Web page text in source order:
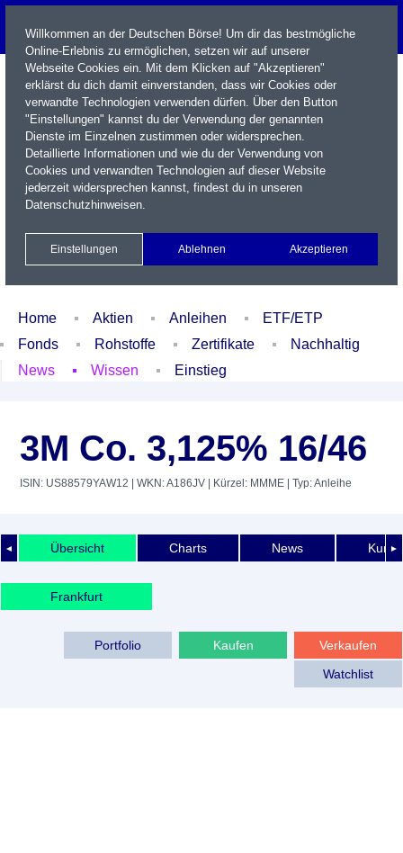
Name / WKN / ISIN / Kürzel
Xetra Realtime
Watchlist Portfolio Login
Home Aktien Anleihen
ETF/ETP
Fonds
Rohstoffe Zertifikate
Nachhaltig
News
Wissen Einstieg
3M Co. 3,125% 16/46
ISIN: US88579YAW12 | WKN: A186JV | Kürzel: MMME | Typ: Anleihe
◄ ►
Übersicht Charts News
Frankfurt
Verkaufen
Kaufen
Portfolio
Watchlist
Willkommen an der Deutschen Börse! Um dir das bestmögliche
Online-Erlebnis zu ermöglichen, setzen wir auf unserer
Webseite Cookies ein. Mit dem Klicken auf "Akzeptieren"
erklärst du dich damit einverstanden, dass wir Cookies oder
verwandte Technologien verwenden dürfen. Über den Button
"Einstellungen" kannst du der Verwendung der genannten
Dienste im Einzelnen zustimmen oder widersprechen.
Detaillierte Informationen und wie du der Verwendung von
Cookies und verwandten Technologien auf dieser Website
jederzeit widersprechen kannst, findest du in unseren
Datenschutzhinweisen.
Einstellungen Ablehnen Akzeptieren